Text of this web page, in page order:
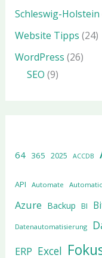
Schleswig-Holstein
Website Tipps (24)
WordPress (26)
SEO (9)
64 365 2025 ACCDB
API Automate
Azure Backup BI
Datenautomatisierung
ERP Excel